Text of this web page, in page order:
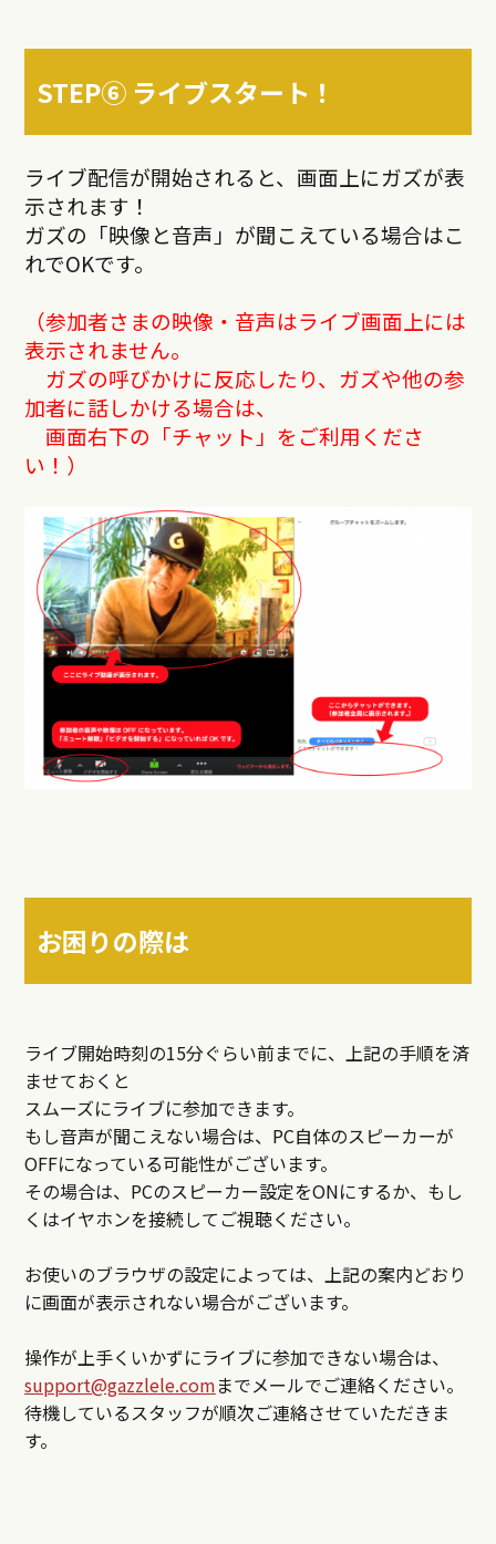
STEP⑥ ライブスタート！
ライブ配信が開始されると、画面上にガズが表
示されます！
ガズの「映像と音声」が聞こえている場合はこ
れでOKです。
（参加者さまの映像・音声はライブ画面上には
表示されません。
ガズの呼びかけに反応したり、ガズや他の参
加者に話しかける場合は、
画面右下の「チャット」をご利用くださ
い！）
お困りの際は
ライブ開始時刻の15分ぐらい前までに、上記の手順を済
ませておくと
スムーズにライブに参加できます。
もし音声が聞こえない場合は、PC自体のスピーカーが
OFFになっている可能性がございます。
その場合は、PCのスピーカー設定をONにするか、もし
くはイヤホンを接続してご視聴ください。
お使いのブラウザの設定によっては、上記の案内どおり
に画面が表示されない場合がございます。
操作が上手くいかずにライブに参加できない場合は、
support@gazzlele.comまでメールでご連絡ください。
待機しているスタッフが順次ご連絡させていただきま
す。